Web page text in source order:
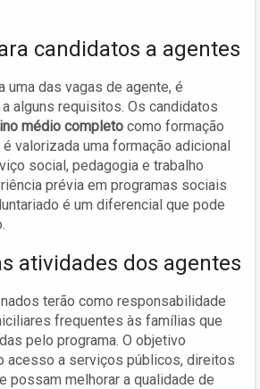
candidatos a agentes
uma das vagas de agente, é
alguns requisitos. Os candidatos
médio completo como formação
valorizada uma formação adicional
social, pedagogia e trabalho
prévia em programas sociais
é um diferencial que pode
atividades dos agentes
terão como responsabilidade
frequentes às famílias que
pelo programa. O objetivo
acesso a serviços públicos, direitos
possam melhorar a qualidade de